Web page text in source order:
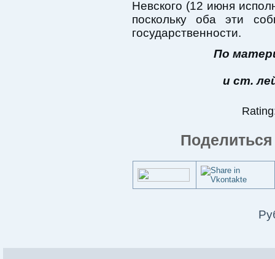
Невского (12 июня
поскольку оба эти
государственности.
По
и ст.